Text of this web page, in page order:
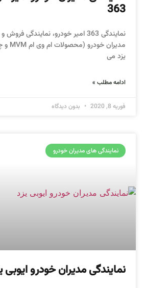
363
نمایندگی 363 امیر خودرو،
یزد می
ادامه مطلب »
فوریه 8, 2020 بدون دیدگاه
نمایندگی های مدیران خودرو
نمایندگی مدیران خودرو ایوبی یزد